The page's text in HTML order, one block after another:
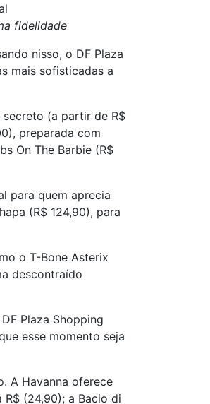
fidelidade
nisso, o DF Plaza
mais sofisticadas a
secreto (a partir de R$
preparada com
On The Barbie (R$
para quem aprecia
(R$ 124,90), para
o T-Bone Asterix
descontraído
Plaza Shopping
esse momento seja
A Havanna oferece
(24,90); a Bacio di